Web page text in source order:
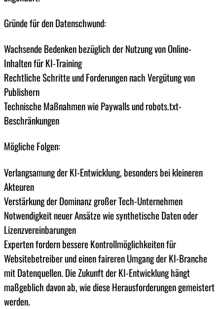
Gründe für den Datenschwund:
Wachsende Bedenken bezüglich der Nutzung von Online-
Inhalten für KI-Training
Rechtliche Schritte und Forderungen nach Vergütung von
Publishern
Technische Maßnahmen wie Paywalls und robots.txt-
Beschränkungen
Mögliche Folgen:
Verlangsamung der KI-Entwicklung, besonders bei kleineren
Akteuren
Verstärkung der Dominanz großer Tech-Unternehmen
Notwendigkeit neuer Ansätze wie synthetische Daten oder
Lizenzvereinbarungen
Experten fordern bessere Kontrollmöglichkeiten für
Websitebetreiber und einen faireren Umgang der KI-Branche
mit Datenquellen. Die Zukunft der KI-Entwicklung hängt
maßgeblich davon ab, wie diese Herausforderungen gemeistert
werden.